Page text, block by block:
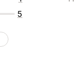
5